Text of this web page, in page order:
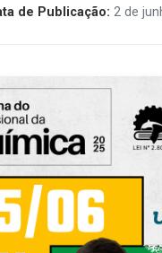
de Publicação: 2 de